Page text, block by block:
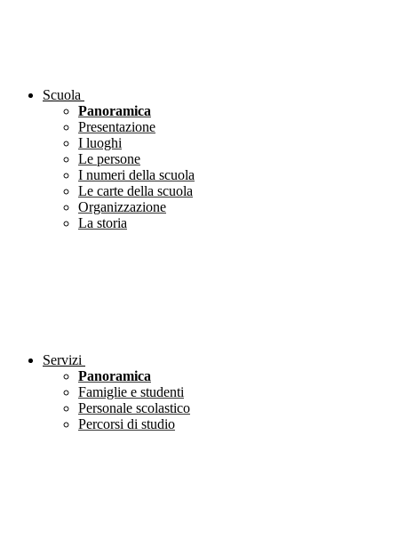
Scuola
Panoramica
Presentazione
I luoghi
Le persone
I numeri della scuola
Le carte della scuola
Organizzazione
La storia
Servizi
Panoramica
Famiglie e studenti
Personale scolastico
Percorsi di studio